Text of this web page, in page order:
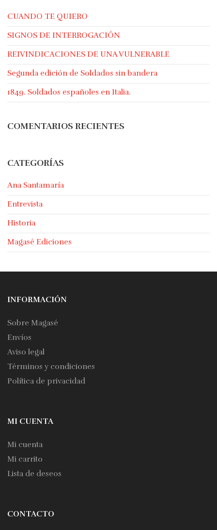
CUANDO TE QUIERO
SIGNOS DE INTERROGACIÓN
REIVINDICACIONES DE UNA VULNERABLE
Segunda edición de Soldados sin bandera
1849. Soldados españoles en Italia.
COMENTARIOS RECIENTES
CATEGORÍAS
Ana Santamaría
Entrevista
Historia
Magasé Ediciones
INFORMACIÓN
Sobre Magasé
Envíos
Aviso legal
Términos y condiciones
Política de privacidad
MI CUENTA
Mi cuenta
Mi carrito
Lista de deseos
CONTACTO